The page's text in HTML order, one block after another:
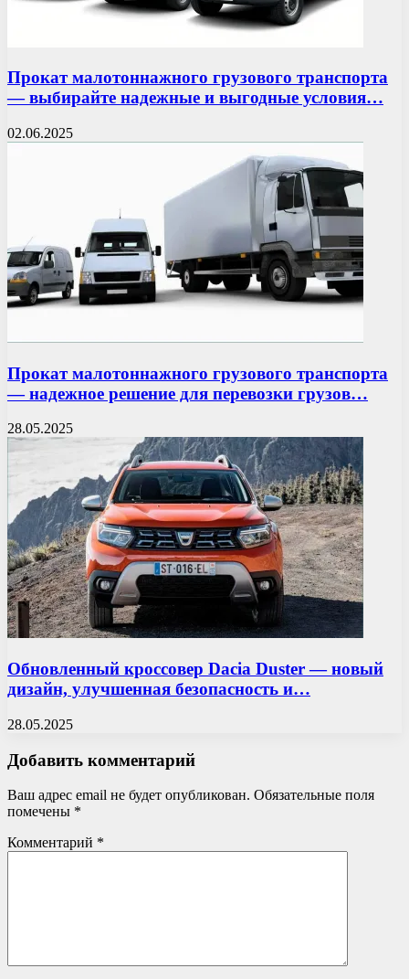
Прокат малотоннажного грузового транспорта
— выбирайте надежные и выгодные условия…
02.06.2025
Прокат малотоннажного грузового транспорта
— надежное решение для перевозки грузов…
28.05.2025
Обновленный кроссовер Dacia Duster — новый
дизайн, улучшенная безопасность и…
28.05.2025
Добавить комментарий
Ваш адрес email не будет опубликован. Обязательные поля
помечены *
Комментарий *